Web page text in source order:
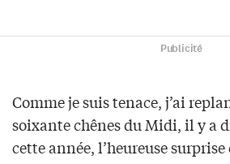
Publicité
Comme je suis tenace, j’ai
soixante chênes du Midi, il y a
cette année, l’heureuse